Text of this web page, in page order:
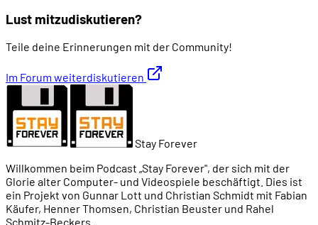
Lust mitzudiskutieren?
Teile deine Erinnerungen mit der Community!
Im Forum weiterdiskutieren
Stay Forever
Willkommen beim Podcast „Stay Forever", der sich mit der
Glorie alter Computer- und Videospiele beschäftigt. Dies ist
ein Projekt von Gunnar Lott und Christian Schmidt mit Fabian
Käufer, Henner Thomsen, Christian Beuster und Rahel
Schmitz-Beckers.